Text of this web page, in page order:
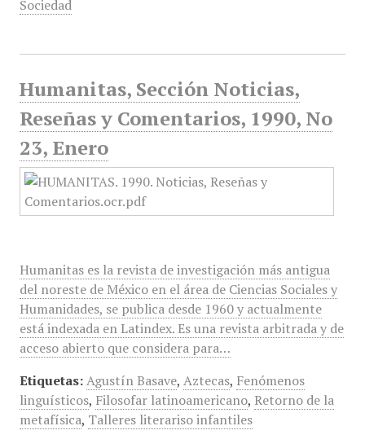
Sociedad
Humanitas, Sección Noticias,
Reseñas y Comentarios, 1990, No
23, Enero
Humanitas es la revista de investigación más antigua
del noreste de México en el área de Ciencias Sociales y
Humanidades, se publica desde 1960 y actualmente
está indexada en Latindex. Es una revista arbitrada y de
acceso abierto que considera para…
Etiquetas: Agustín Basave, Aztecas, Fenómenos
linguísticos, Filosofar latinoamericano, Retorno de la
metafísica, Talleres literariso infantiles